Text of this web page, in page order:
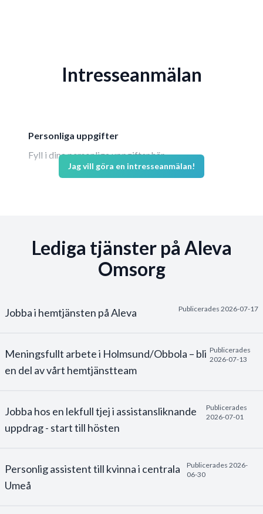
Intresseanmälan
Personliga uppgifter
Fyll i dina personliga uppgifter här.
Förnamn *
Ditt CV
Här laddar du upp ditt CV. Formaten som stöds är
Dra ditt CV hit eller klicka i rutan för att
Fritext
Jag vill göra en intresseanmälan!
Lediga tjänster på Aleva
Omsorg
Jobba i hemtjänsten på Aleva Publicerades 2026-07-17
Meningsfullt arbete i Holmsund/Obbola – bli
en del av vårt hemtjänstteam
Publicerades
2026-07-13
Jobba hos en lekfull tjej i assistansliknande
uppdrag - start till hösten
Publicerades
2026-07-01
Personlig assistent till kvinna i centrala
Umeå
Publicerades 2026-
06-30